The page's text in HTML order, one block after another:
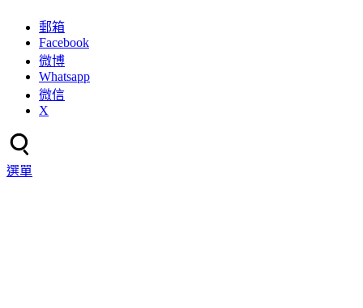
郵箱
Facebook
微博
Whatsapp
微信
X
選單